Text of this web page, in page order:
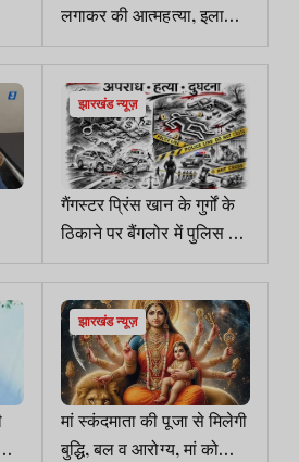
लगाकर की आत्महत्या, इलाके में
सनसनी
झारखंड न्यूज़
गैंगस्टर प्रिंस खान के गुर्गों के
ठिकाने पर बैंगलोर में पुलिस की
छापेमारी
झारखंड न्यूज़
मां स्कंदमाता की पूजा से मिलेगी
बुद्धि, बल व आरोग्य, मां को